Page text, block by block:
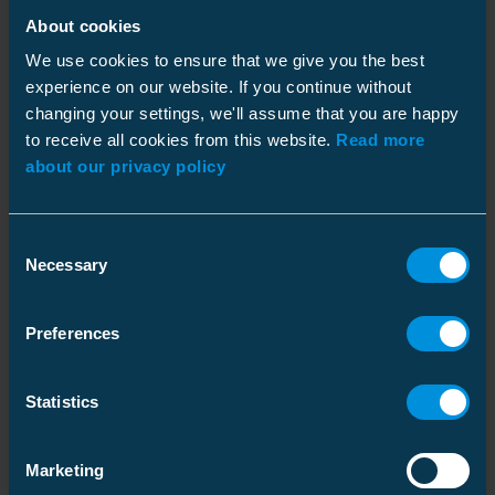
About cookies
We use cookies to ensure that we give you the best
experience on our website. If you continue without
changing your settings, we'll assume that you are happy
to receive all cookies from this website. Read more
about our privacy policy
Selection
Necessary
Preferences
Statistics
Marketing
miettimään, miten kohtaan erilaisia ihmisiä.
Näenkö ne sellaisina kuin haluaisin itsekin tulla
nähdyksi?
Minä
Inkluusiossa on kyse muiden pyytämisestä
ihmisten kutsumista yhteisiin kokoontumisiin
ja kokoontumisiin, ja näen, että on erityisesti
johtajien tehtävä johtaa esimerkillä. Meidän
pitäisi kuitenkin myös muistaa olla pyytämättä
eivät ole. Meidän pitäisi sen sijaan rohkaista
meillä kaikilla on vapaus olla oma itsemme.